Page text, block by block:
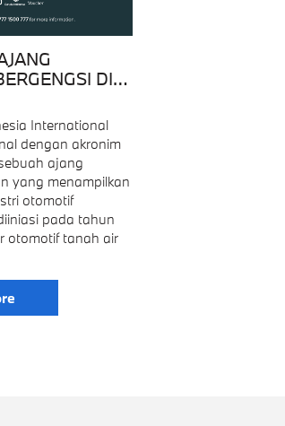
DI
International
dengan akronim
ajang
yang menampilkan
otomotif
pada tahun
otomotif tanah air